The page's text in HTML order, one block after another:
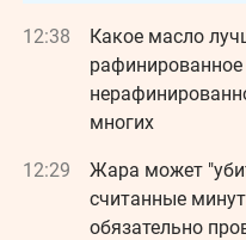
12:38
Какое масло
рафинированное
многих
12:29
Жара может
считанные
обязательно